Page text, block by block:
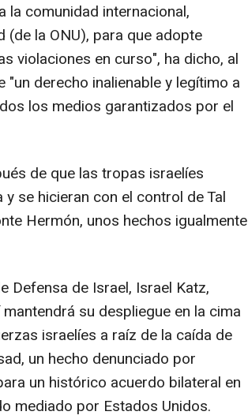
la comunidad internacional,
(de la ONU), para que adopte
violaciones en curso", ha dicho, al
derecho inalienable y legítimo a
los medios garantizados por el
de que las tropas israelíes
se hicieran con el control de Tal
Hermón, unos hechos igualmente
Defensa de Israel, Israel Katz,
su despliegue en la cima
israelíes a raíz de la caída de
un hecho denunciado por
un histórico acuerdo bilateral en
mediado por Estados Unidos.